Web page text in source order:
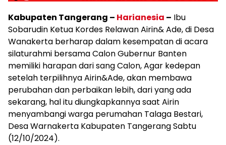
Kabupaten Tangerang – Harianesia – Ibu
Sobarudin Ketua Kordes Relawan Airin& Ade, di Desa
Wanakerta berharap dalam kesempatan di acara
silaturahmi bersama Calon Gubernur Banten
memiliki harapan dari sang Calon, Agar kedepan
setelah terpilihnya Airin&Ade, akan membawa
perubahan dan perbaikan lebih, dari yang ada
sekarang, hal itu diungkapkannya saat Airin
menyambangi warga perumahan Talaga Bestari,
Desa Warnakerta Kabupaten Tangerang Sabtu
(12/10/2024).